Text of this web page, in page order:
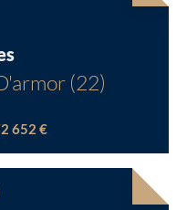
(22)
652 €